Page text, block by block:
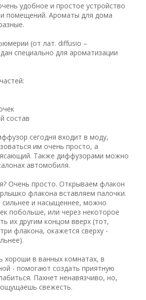
удобное и простое устройство
помещений. Ароматы для дома
(от лат. diffusio –
специально для ароматизации
состав
сегодня входит в моду,
им очень просто, а
Также диффузорами можно
автомобиля.
Очень просто. Открываем флакон
флакона вставляем палочки.
и насыщеннее, можно
побольше, или через некоторое
их другим концом вверх (тот,
флакона, окажется сверху -
хороши в ванных комнатах, в
- помогают создать приятную
Пахнет ненавязчиво, но,
свежесть.